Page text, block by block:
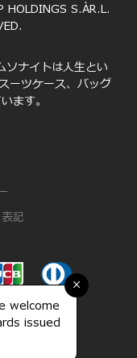
×
welcome
issued
S.ÀR.L.
ソナイトは人生とい
ーツケース、バッグ
ます。
記